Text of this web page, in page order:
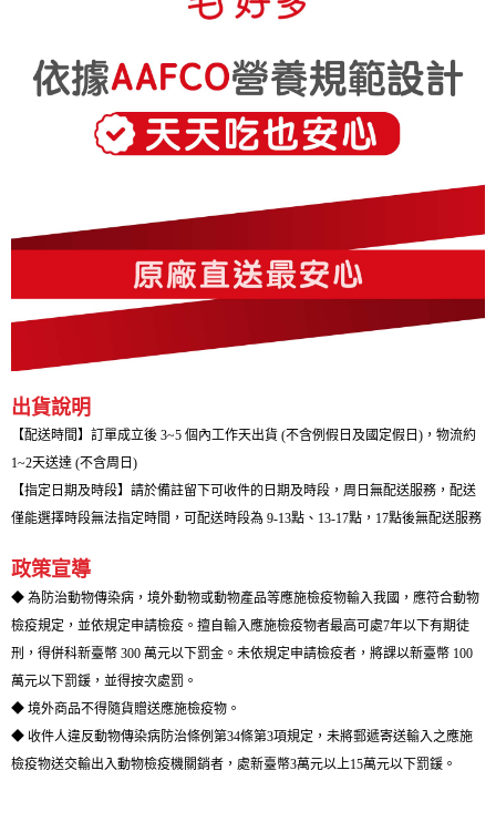
出貨說明
【配送時間】訂單成立後 3~5 個內工作天出貨 (不含例假日及國定假日)，物流約
1~2天送達 (不含周日)
【指定日期及時段】請於備註留下可收件的日期及時段，周日無配送服務，配送
僅能選擇時段無法指定時間，可配送時段為 9-13點、13-17點，17點後無配送服務
政策宣導
◆ 為防治動物傳染病，境外動物或動物產品等應施檢疫物輸入我國，應符合動物
檢疫規定，並依規定申請檢疫。擅自輸入應施檢疫物者最高可處7年以下有期徒
刑，得併科新臺幣 300 萬元以下罰金。未依規定申請檢疫者，將課以新臺幣 100
萬元以下罰鍰，並得按次處罰。
◆ 境外商品不得隨貨贈送應施檢疫物。
◆ 收件人違反動物傳染病防治條例第34條第3項規定，未將郵遞寄送輸入之應施
檢疫物送交輸出入動物檢疫機關銷者，處新臺幣3萬元以上15萬元以下罰鍰。